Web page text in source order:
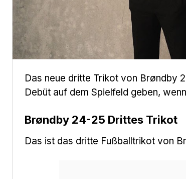
Das neue dritte Trikot von Brøndby
Debüt auf dem Spielfeld geben,
Brøndby 24-25 Drittes Trikot
Das ist das dritte Fußballtrikot von